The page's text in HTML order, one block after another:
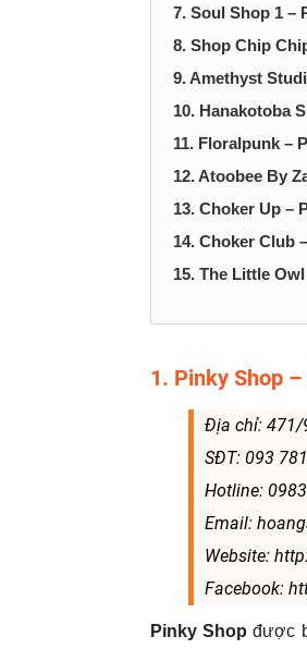
Hồ
Minh
7. Soul Shop 1 –
8. Shop Chip
9. Amethyst
10. Hanakotoba
11. Floralpunk –
12. Atoobee By
13. Choker Up –
14. Choker Club
15. The Little
1. Pinky Shop
Địa chỉ: 471/
SĐT: 093
Hotline:
Email:
Website:
Facebook:
Pinky Shop được